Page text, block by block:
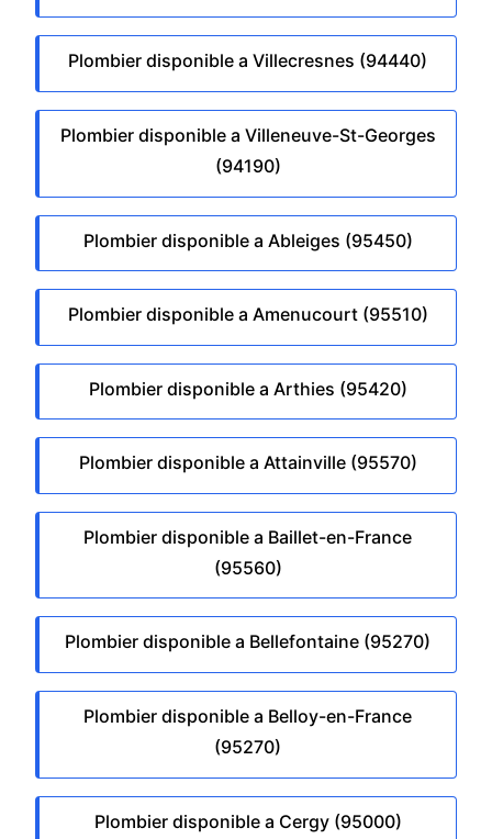
Plombier disponible a Villecresnes (94440)
Plombier disponible a Villeneuve-St-Georges
(94190)
Plombier disponible a Ableiges (95450)
Plombier disponible a Amenucourt (95510)
Plombier disponible a Arthies (95420)
Plombier disponible a Attainville (95570)
Plombier disponible a Baillet-en-France
(95560)
Plombier disponible a Bellefontaine (95270)
Plombier disponible a Belloy-en-France
(95270)
Plombier disponible a Cergy (95000)